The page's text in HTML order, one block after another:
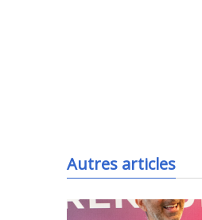
Autres articles